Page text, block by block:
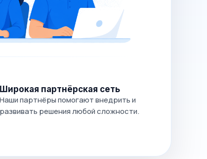
партнёрская сеть
Наши партнёры помогают внедрить и
развивать решения любой сложности.